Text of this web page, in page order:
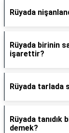
Rüyada
Rüyada birinin
işarettir?
Rüyada tarlada
Rüyada tanıdık
demek?